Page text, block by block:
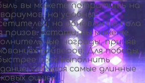
вы можете потратить на
на удобные
на обновление пола
призов. Кстати, вы можете
награды, приняв
дайверов. Для победы
всех выполнить
собирая самые длинные
фишек.